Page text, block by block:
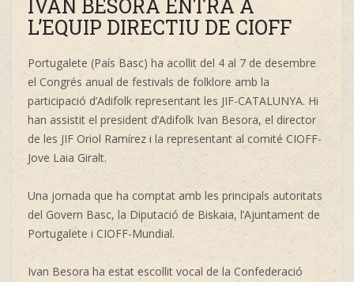
IVAN BESORA ENTRA A
L’EQUIP DIRECTIU DE CIOFF
Portugalete (País Basc) ha acollit del 4 al 7 de desembre
el Congrés anual de festivals de folklore amb la
participació d’Adifolk representant les JIF-CATALUNYA. Hi
han assistit el president d’Adifolk Ivan Besora, el director
de les JIF Oriol Ramírez i la representant al comité CIOFF-
Jove Laia Giralt.
Una jornada que ha comptat amb les principals autoritats
del Govern Basc, la Diputació de Biskaia, l’Ajuntament de
Portugalete i CIOFF-Mundial.
Ivan Besora ha estat escollit vocal de la Confederació